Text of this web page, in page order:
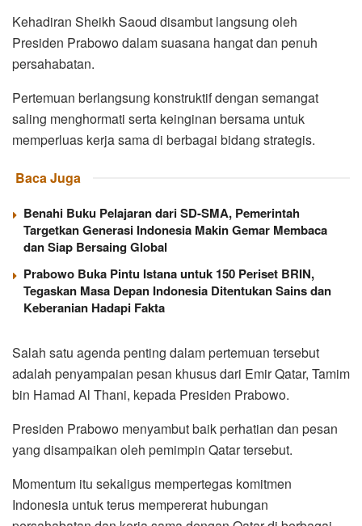
Kehadiran Sheikh Saoud disambut langsung oleh
Presiden Prabowo dalam suasana hangat dan penuh
persahabatan.
Pertemuan berlangsung konstruktif dengan semangat
saling menghormati serta keinginan bersama untuk
memperluas kerja sama di berbagai bidang strategis.
Baca Juga
Benahi Buku Pelajaran dari SD-SMA, Pemerintah
Targetkan Generasi Indonesia Makin Gemar Membaca
dan Siap Bersaing Global
Prabowo Buka Pintu Istana untuk 150 Periset BRIN,
Tegaskan Masa Depan Indonesia Ditentukan Sains dan
Keberanian Hadapi Fakta
Salah satu agenda penting dalam pertemuan tersebut
adalah penyampaian pesan khusus dari Emir Qatar, Tamim
bin Hamad Al Thani, kepada Presiden Prabowo.
Presiden Prabowo menyambut baik perhatian dan pesan
yang disampaikan oleh pemimpin Qatar tersebut.
Momentum itu sekaligus mempertegas komitmen
Indonesia untuk terus mempererat hubungan